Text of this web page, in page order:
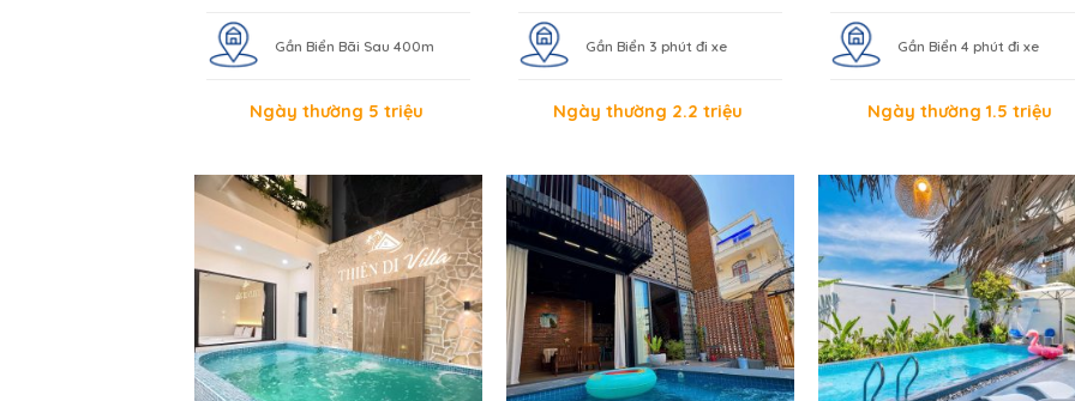
Gần Biển Bãi Sau 400m
Ngày thường 5 triệu
Gần Biển 3 phút đi xe
Ngày thường 2.2 triệu
Gần Biển 4 phút đi xe
Ngày thường 1.5 triệu